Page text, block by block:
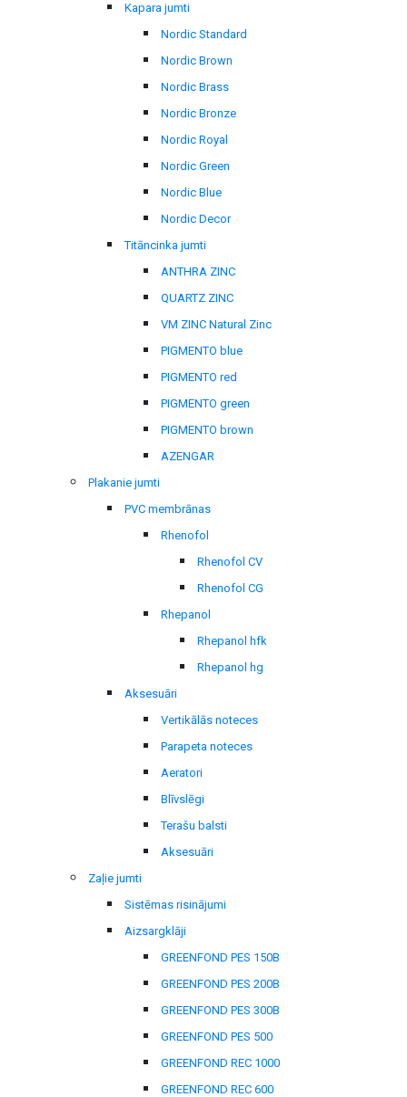
Kapara jumti
Nordic Standard
Nordic Brown
Nordic Brass
Nordic Bronze
Nordic Royal
Nordic Green
Nordic Blue
Nordic Decor
Titāncinka jumti
ANTHRA ZINC
QUARTZ ZINC
VM ZINC Natural Zinc
PIGMENTO blue
PIGMENTO red
PIGMENTO green
PIGMENTO brown
AZENGAR
Plakanie jumti
PVC membrānas
Rhenofol
Rhenofol CV
Rhenofol CG
Rhepanol
Rhepanol hfk
Rhepanol hg
Aksesuāri
Vertikālās noteces
Parapeta noteces
Aeratori
Blīvslēgi
Terašu balsti
Aksesuāri
Zaļie jumti
Sistēmas risinājumi
Aizsargklāji
GREENFOND PES 150B
GREENFOND PES 200B
GREENFOND PES 300B
GREENFOND PES 500
GREENFOND REC 1000
GREENFOND REC 600